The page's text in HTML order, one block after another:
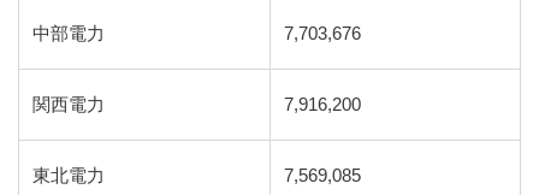
中部電力 7,703,676
関西電力 7,916,200
東北電力 7,569,085